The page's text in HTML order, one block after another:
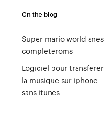
On the blog
Super mario world snes
completeroms
Logiciel pour transferer
la musique sur iphone
sans itunes